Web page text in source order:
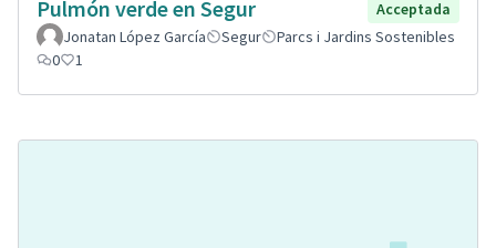
Pulmón verde en Segur
Acceptada
Jonatan López García
Segur
Parcs i Jardins Sostenibles
0
1